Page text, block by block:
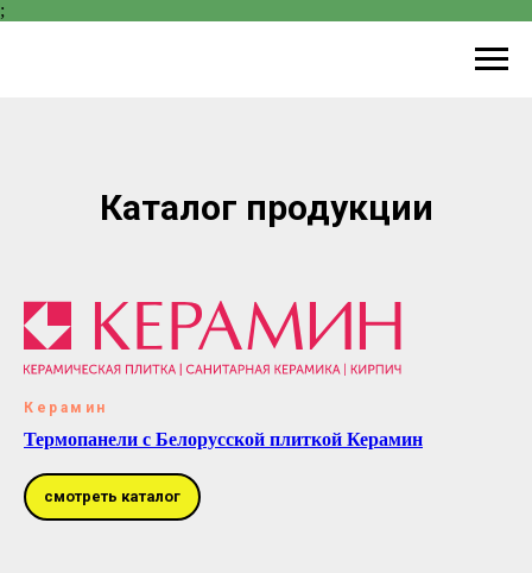
;
Каталог продукции
Керамин
Термопанели с Белорусской плиткой Керамин
смотреть каталог